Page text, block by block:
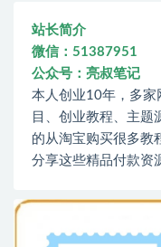
站长简介
微信：51387951
公众号：亮叔笔记
本人创业10年，多家
目、创业教程、主题
的从淘宝购买很多教
分享这些精品付款资